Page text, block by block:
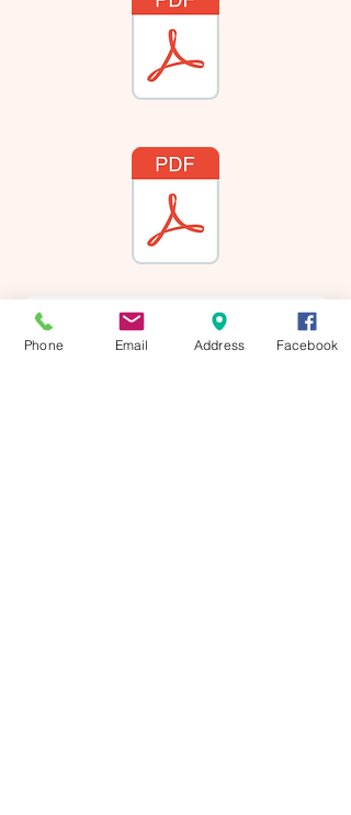
Phone Email Address Facebook